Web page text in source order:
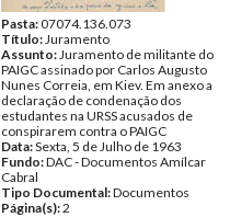
Pasta:07074.136.073
Título:Juramento
Assunto:Juramento de militante do
PAIGC assinado por Carlos Augusto
Nunes Correia, em Kiev. Em anexo a
declaração de condenação dos
estudantes na URSS acusados de
conspirarem contra o PAIGC
Data:Sexta, 5 de Julho de 1963
Fundo:DAC - Documentos Amílcar
Cabral
Tipo Documental:Documentos
Página(s):2